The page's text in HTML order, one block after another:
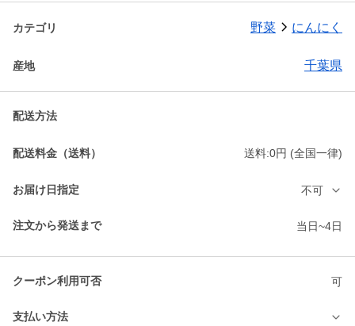
カテゴリ 野菜 にんにく
産地 千葉県
配送方法
配送料金（送料） 送料:0円 (全国一律)
お届け日指定 不可
注文から発送まで 当日~4日
クーポン利用可否 可
支払い方法